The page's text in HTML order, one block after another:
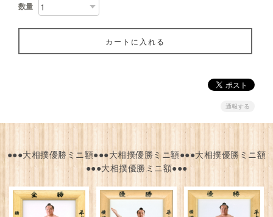
数量
カートに入れる
通報する
●●●大相撲優勝ミニ額●●●大相撲優勝ミニ額●●●大相撲優勝ミニ額
●●●大相撲優勝ミニ額●●●